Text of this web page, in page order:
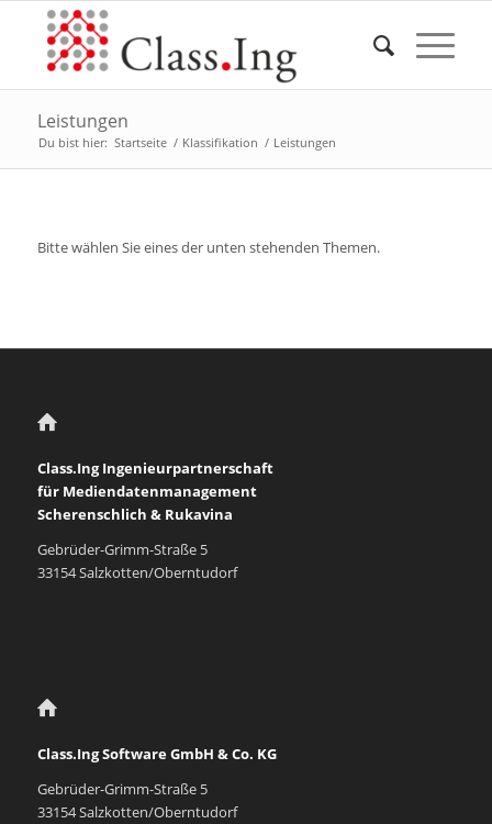
Leistungen
Du bist hier: Startseite / Klassifikation / Leistungen
Bitte wählen Sie eines der unten stehenden Themen.
Class.Ing Ingenieurpartnerschaft
für Mediendatenmanagement
Scherenschlich & Rukavina
Gebrüder-Grimm-Straße 5
33154 Salzkotten/Oberntudorf
Class.Ing Software GmbH & Co. KG
Gebrüder-Grimm-Straße 5
33154 Salzkotten/Oberntudorf